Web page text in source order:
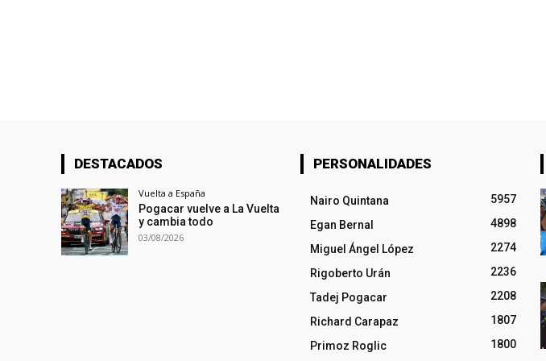
DESTACADOS
Vuelta a España
Pogacar vuelve a La Vuelta
y cambia todo
03/08/2026
PERSONALIDADES
Nairo Quintana
5957
Egan Bernal
4898
Miguel Ángel López
2274
Rigoberto Urán
2236
Tadej Pogacar
2208
Richard Carapaz
1807
Primoz Roglic
1800